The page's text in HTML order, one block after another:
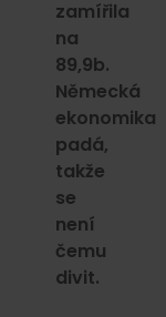
zamířila
na
89,9b.
Německá
ekonomika
padá,
takže
se
není
čemu
divit.